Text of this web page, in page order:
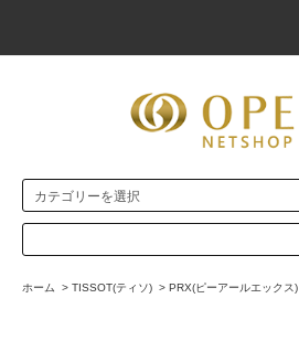
ホーム > TISSOT(ティソ) > PRX(ピーアールエックス)